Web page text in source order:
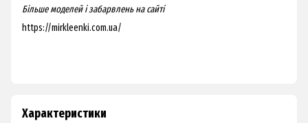
Більше моделей і забарвлень насайті
https://mirkleenki.com.ua/
Характеристики